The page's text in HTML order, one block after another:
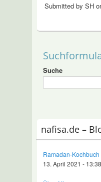
Submitted by SH
Suche
nafisa.de –
Ramadan-Kochbuch
13. April 2021 - 13:38